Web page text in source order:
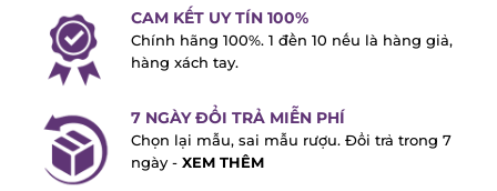
CAM KẾT UY TÍN 100%
Chính hãng 100%. 1 đền 10 nếu là hàng
giả, hàng xách tay.
7 NGÀY ĐỔI TRẢ MIỄN PHÍ
Chọn lại mẫu, sai mẫu rượu. Đổi trả trong
7 ngày -XEM THÊM